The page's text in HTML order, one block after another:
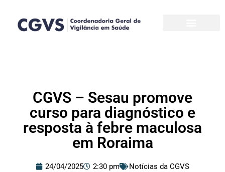
Pular
CGVS – Sesau promove
curso para diagnóstico e
resposta à febre maculosa
em Roraima
24/04/2025 2:30 pm Notícias da CGVS